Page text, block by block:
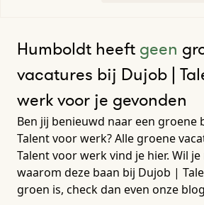
Humboldt heeft geen
vacatures bij Dujob |
werk voor je gevonden
Ben jij benieuwd naar een groene
Talent voor werk? Alle groene
Talent voor werk vind je hier. Wil
waarom deze baan bij Dujob |
groen is, check dan even onze